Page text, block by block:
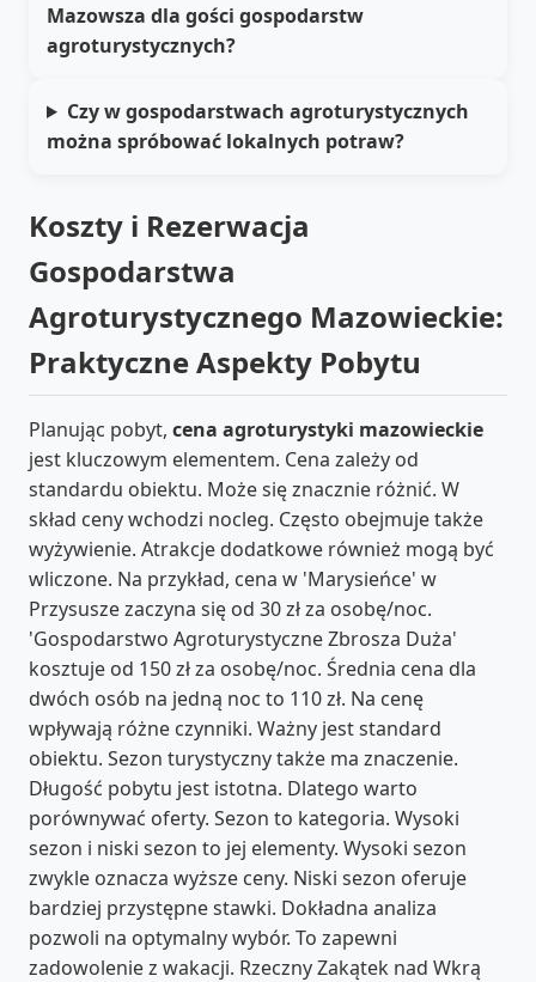
Mazowsza dla gości gospodarstw
agroturystycznych?
Czy w gospodarstwach agroturystycznych
można spróbować lokalnych potraw?
Koszty i Rezerwacja
Gospodarstwa
Agroturystycznego Mazowieckie:
Praktyczne Aspekty Pobytu
Planując pobyt, cena agroturystyki mazowieckie
jest kluczowym elementem. Cena zależy od
standardu obiektu. Może się znacznie różnić. W
skład ceny wchodzi nocleg. Często obejmuje także
wyżywienie. Atrakcje dodatkowe również mogą być
wliczone. Na przykład, cena w 'Marysieńce' w
Przysusze zaczyna się od 30 zł za osobę/noc.
'Gospodarstwo Agroturystyczne Zbrosza Duża'
kosztuje od 150 zł za osobę/noc. Średnia cena dla
dwóch osób na jedną noc to 110 zł. Na cenę
wpływają różne czynniki. Ważny jest standard
obiektu. Sezon turystyczny także ma znaczenie.
Długość pobytu jest istotna. Dlatego warto
porównywać oferty. Sezon to kategoria. Wysoki
sezon i niski sezon to jej elementy. Wysoki sezon
zwykle oznacza wyższe ceny. Niski sezon oferuje
bardziej przystępne stawki. Dokładna analiza
pozwoli na optymalny wybór. To zapewni
zadowolenie z wakacji. Rzeczny Zakątek nad Wkrą